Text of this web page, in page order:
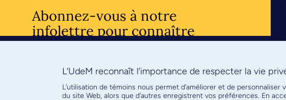
Abonnez-vous à notre
infolettre pour connaître
l’actualité facultaire
S'ABONNER
L’UdeM reconnaît l’importance de respecter la vie
L’utilisation de témoins nous permet d’améliorer et de
du site Web, alors que d’autres enregistrent vos préférences. En